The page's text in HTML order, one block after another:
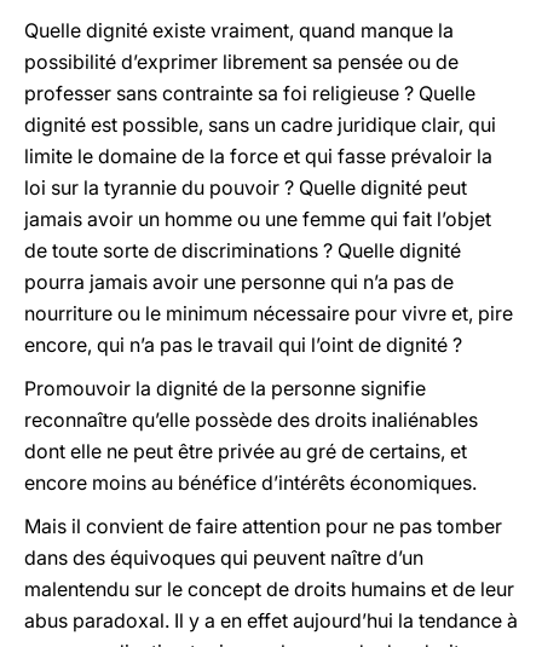
Quelle dignité existe vraiment, quand manque la
possibilité d’exprimer librement sa pensée ou de
professer sans contrainte sa foi religieuse ? Quelle
dignité est possible, sans un cadre juridique clair, qui
limite le domaine de la force et qui fasse prévaloir la
loi sur la tyrannie du pouvoir ? Quelle dignité peut
jamais avoir un homme ou une femme qui fait l’objet
de toute sorte de discriminations ? Quelle dignité
pourra jamais avoir une personne qui n’a pas de
nourriture ou le minimum nécessaire pour vivre et, pire
encore, qui n’a pas le travail qui l’oint de dignité ?
Promouvoir la dignité de la personne signifie
reconnaître qu’elle possède des droits inaliénables
dont elle ne peut être privée au gré de certains, et
encore moins au bénéfice d’intérêts économiques.
Mais il convient de faire attention pour ne pas tomber
dans des équivoques qui peuvent naître d’un
malentendu sur le concept de droits humains et de leur
abus paradoxal. Il y a en effet aujourd’hui la tendance à